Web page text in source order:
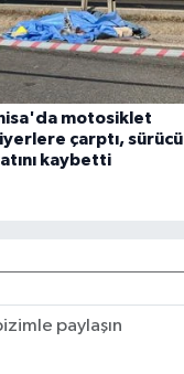
motosiklet
çarptı, sürücü
kaybetti